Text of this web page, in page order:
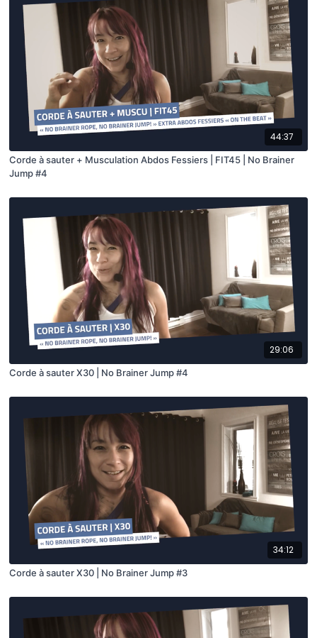
44:37
Corde à sauter + Musculation Abdos Fessiers | FIT45 | No Brainer
Jump #4
29:06
Corde à sauter X30 | No Brainer Jump #4
34:12
Corde à sauter X30 | No Brainer Jump #3